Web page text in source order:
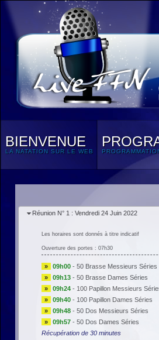
BIENVENUE
LA NATATION SUR LE WEB
Réunion N° 1 : Vendredi 24 Juin 2022
Les horaires sont donnés à titre indicatif
Ouverture des portes : 07h30
» 09h00- 50 Brasse Messieurs Séries
»
09h13- 50 Brasse Dames Séries
»
09h24- 100 Papillon Messieurs
»
09h40- 100 Papillon Dames Séries
»
09h48- 50 Dos Messieurs Séries
»
09h57- 50 Dos Dames Séries
Récupération de 30 minutes